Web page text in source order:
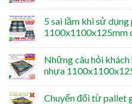
5 sai lầm khi sử
1100x1100x125mm
Những câu hỏi
nhựa
Chuyển đổi từ pallet